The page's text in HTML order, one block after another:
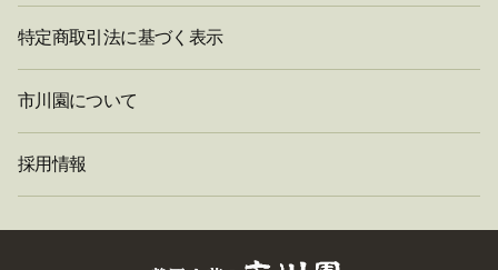
特定商取引法に基づく表示
市川園について
採用情報